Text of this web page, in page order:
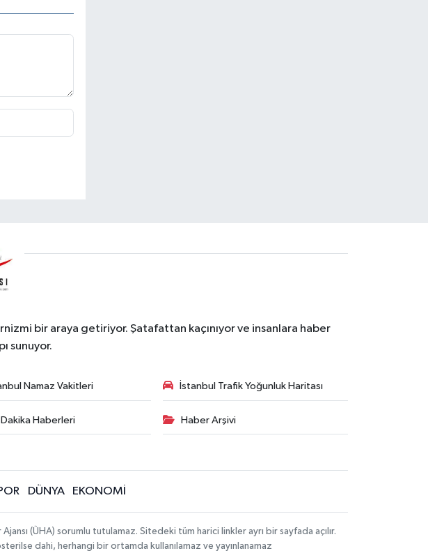
bir araya getiriyor. Şatafattan kaçınıyor ve insanlara haber
sunuyor.
Namaz Vakitleri İstanbul Trafik Yoğunluk Haritası
Haberleri Haber Arşivi
DÜNYA EKONOMİ
(ÜHA) sorumlu tutulamaz. Sitedeki tüm harici linkler ayrı bir sayfada açılır.
dahi, herhangi bir ortamda kullanılamaz ve yayınlanamaz